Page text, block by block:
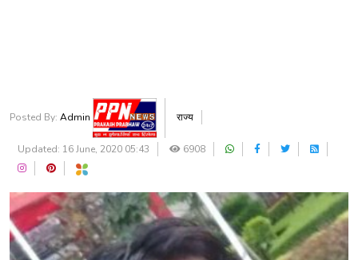
Posted By: Admin राज्य
Updated: 16 June, 2020 05:43 6908